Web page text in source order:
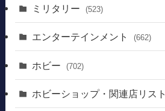
ミリタリー (523)
エンターテインメント (662)
ホビー (702)
ホビーショップ・関連店リスト